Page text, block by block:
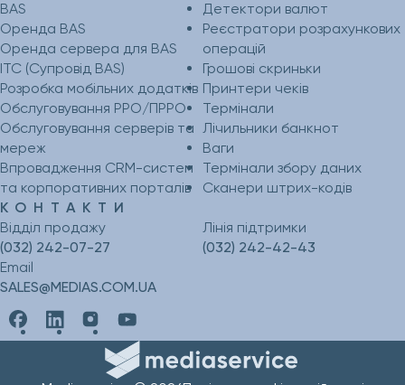
BAS
Оренда BAS
Оренда сервера для BAS
ІТС (Супровід BAS)
Розробка мобільних додатків
Обслуговування РРО/ПРРО
Обслуговування серверів та
мереж
Впровадження CRM-систем
та корпоративних порталів
Детектори валют
Реєстратори розрахункових
операцій
Грошові скриньки
Принтери чеків
Термінали
Лічильники банкнот
Ваги
Термінали збору даних
Сканери штрих-кодів
КОНТАКТИ
Відділ продажу
(032) 242-07-27
Лінія підтримки
(032) 242-42-43
Email
SALES@MEDIAS.COM.UA